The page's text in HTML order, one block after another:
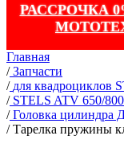
РАССРОЧКА
Главная
/ Запчасти
/ для квадроциклов
/ STELS ATV 650/
/ Головка цилиндра
/Тарелка пружины